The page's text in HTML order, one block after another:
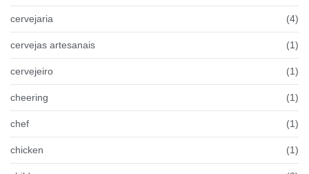
cervejaria (4)
cervejas artesanais (1)
cervejeiro (1)
cheering (1)
chef (1)
chicken (1)